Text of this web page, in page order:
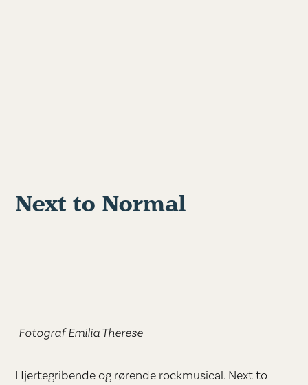
Next to Normal
Fotograf Emilia Therese
Hjertegribende og rørende rockmusical. Next to